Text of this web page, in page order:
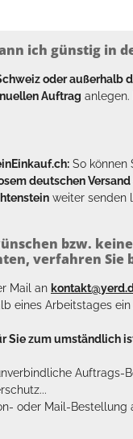
ich günstig in
oder außerhalb
Auftrag
So können
deutschen
weiter senden
bzw.
verfahren Sie
Mail an
eines Arbeitstages ein
Sie zum umständlich
oder Mail-